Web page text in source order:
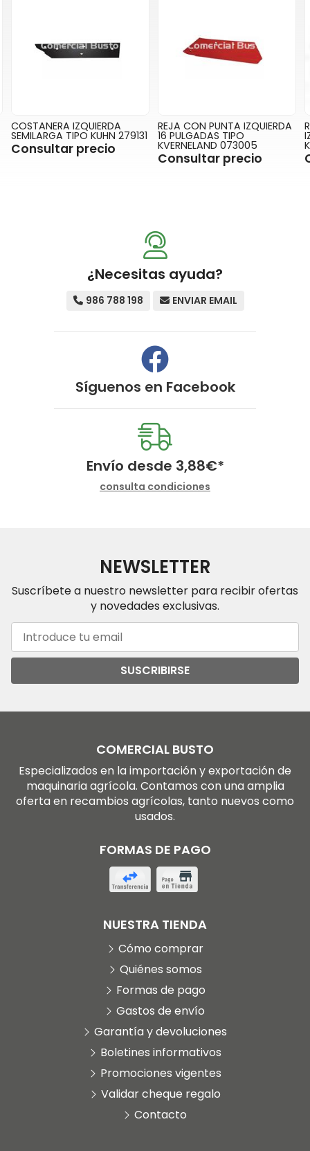
COSTANERA IZQUIERDA
SEMILARGA TIPO KUHN 279131
Consultar precio
REJA CON PUNTA IZQUIERDA
16 PULGADAS TIPO
KVERNELAND 073005
Consultar precio
¿Necesitas ayuda?
986 788 198 ENVIAR EMAIL
Síguenos en Facebook
Envío desde 3,88€*
consulta condiciones
NEWSLETTER
Suscríbete a nuestro newsletter para recibir ofertas
y novedades exclusivas.
SUSCRIBIRSE
COMERCIAL BUSTO
Especializados en la importación y exportación de
maquinaria agrícola. Contamos con una amplia
oferta en recambios agrícolas, tanto nuevos como
usados.
FORMAS DE PAGO
NUESTRA TIENDA
Cómo comprar
Quiénes somos
Formas de pago
Gastos de envío
Garantía y devoluciones
Boletines informativos
Promociones vigentes
Validar cheque regalo
Contacto